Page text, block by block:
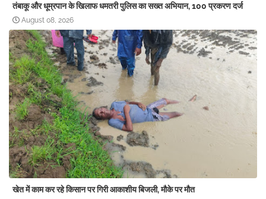
तंबाकू और धूम्रपान के खिलाफ धमतरी पुलिस का सख्त अभियान, 100 प्रकरण दर्ज
August 08, 2026
खेत में काम कर रहे किसान पर गिरी आकाशीय बिजली, मौके पर मौत